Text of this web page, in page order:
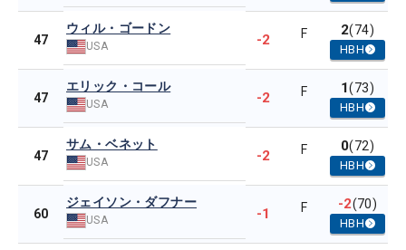
47
ウィル・ゴードン
USA -2 F 2(74)
HBH
47
エリック・コール
USA -2 F 1(73)
HBH
47
サム・ベネット
USA -2 F 0(72)
HBH
60
ジェイソン・ダフナー
USA -1 F -2(70)
HBH